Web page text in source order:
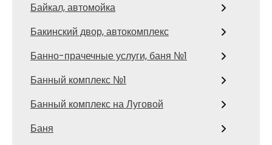
Байкал, автомойка
Бакинский двор, автокомплекс
Банно-прачечные услуги, баня №1
Банный комплекс №1
Банный комплекс на Луговой
Баня